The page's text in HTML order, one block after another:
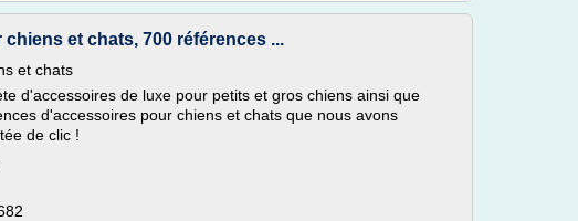
et chats, 700 références ...
et chats
d'accessoires de luxe pour petits et gros chiens ainsi que
d'accessoires pour chiens et chats que nous avons
de clic !